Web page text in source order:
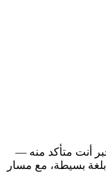
أنت متأكد منه —
بسيطة، مع مسار